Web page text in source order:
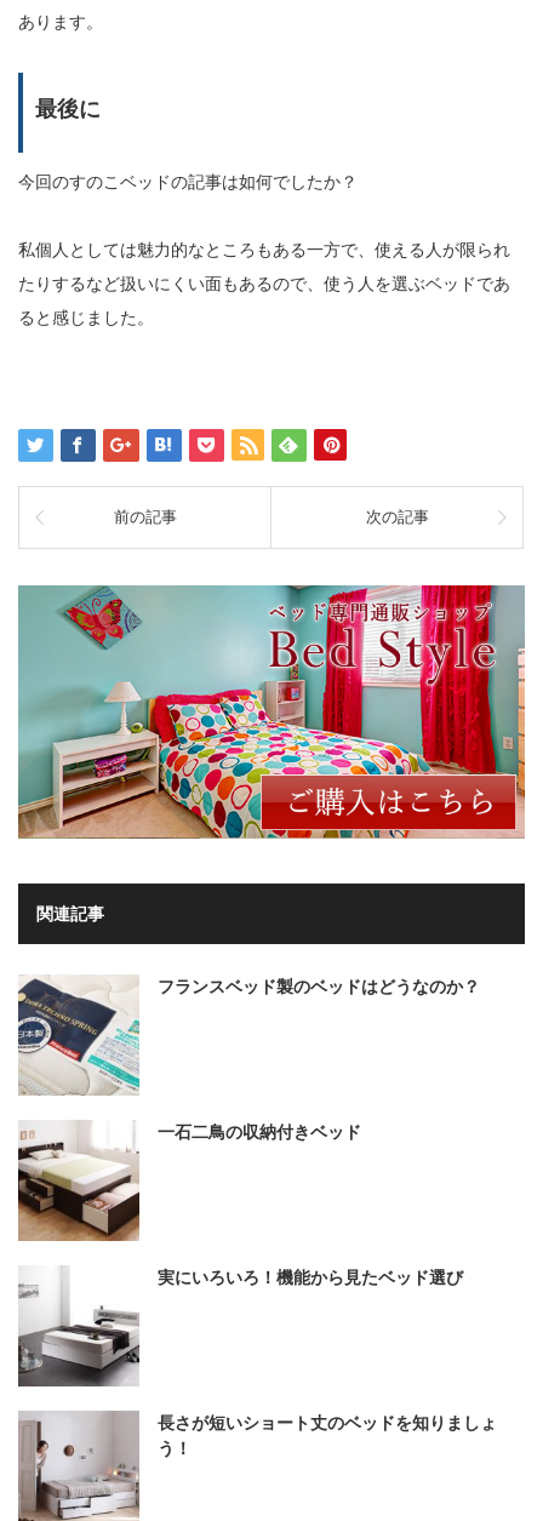
あります。
最後に
今回のすのこベッドの記事は如何でしたか？
私個人としては魅力的なところもある一方で、使える人が限られ
たりするなど扱いにくい面もあるので、使う人を選ぶベッドであ
ると感じました。
前の記事 次の記事
関連記事
フランスベッド製のベッドはどうなのか？
一石二鳥の収納付きベッド
実にいろいろ！機能から見たベッド選び
長さが短いショート丈のベッドを知りましょ
う！